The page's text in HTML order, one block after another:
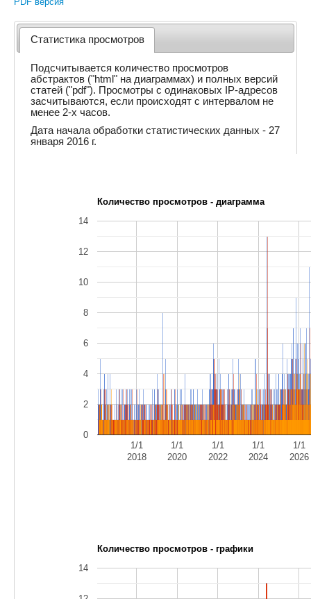
Статистика просмотров
Подсчитывается количество просмотров
абстрактов ("html" на диаграммах) и полных версий
статей ("pdf"). Просмотры с одинаковых IP-адресов
засчитываются, если происходят с интервалом не
менее 2-х часов.
Дата начала обработки статистических данных - 27
января 2016 г.
Количество просмотров - диаграмма
1/1
2018
1/1
2020
1/1
2022
1/1
2024
1/1
2026
0
2
4
6
8
10
12
14
Количество просмотров - графики
14